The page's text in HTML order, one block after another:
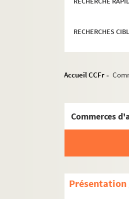
RECHERCHES
Accueil CCFr >
Commerces